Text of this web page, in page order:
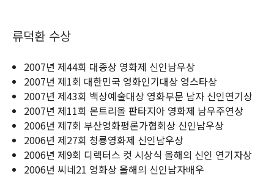
류덕환 수상
2007년 제44회 대종상 영화제 신인남우상
2007년 제1회 대한민국 영화인기대상 영스타상
2007년 제43회 백상예술대상 영화부문 남자 신인연기상
2007년 제11회 몬트리올 판타지아 영화제 남우주연상
2006년 제7회 부산영화평론가협회상 신인남우상
2006년 제27회 청룡영화제 신인남우상
2006년 제9회 디렉터스 컷 시상식 올해의 신인 연기자상
2006년 씨네21 영화상 올해의 신인남자배우